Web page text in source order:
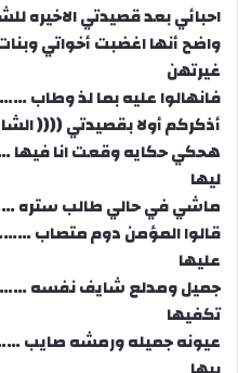
احبائي بعد قصيدتي الاخيره
واضح أنها اغضبت أخواتي
غيرتهن
فانهالوا عليه بما لذ وطاب
أذكركم أولا بقصيدتي ((((
هحكي حكايه وقعت انا
ليها
ماشي في حالي طالب ستره
قالوا المؤمن دوم متصاب
عليها
جميل ومدلع شايف نفسه
تكفيها
عيونه جميله ورمشه صايب